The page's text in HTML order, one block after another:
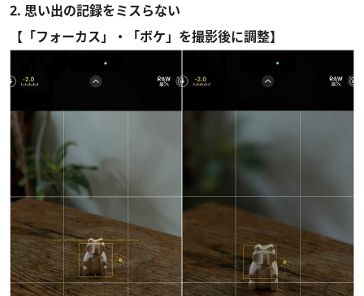
2. 思い出の記録をミスらない
【「フォーカス」・「ボケ」を撮影後に調整】